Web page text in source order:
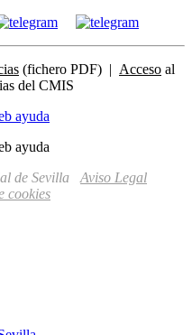
(fichero PDF) | Acceso al
del CMIS
de Sevilla Aviso Legal
cookies